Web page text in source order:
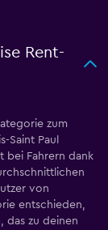
Rent-
zum
Saint Paul
bei Fahrern dank
von
entschieden,
das zu deinen